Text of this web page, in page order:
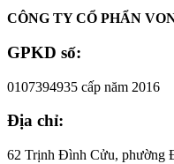
CÔNG TY CỔ PHẨN
GPKD số:
0107394935 cấp năm 2016
Địa chỉ:
62 Trịnh Đình Cửu, phường